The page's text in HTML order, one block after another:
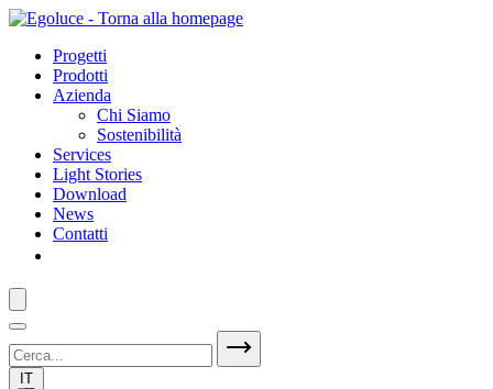
Progetti
Prodotti
Azienda
Chi Siamo
Sostenibilità
Services
Light Stories
Download
News
Contatti
IT